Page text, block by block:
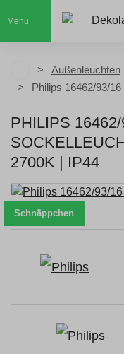
Menu
Außenleuchten
Philips 16462/93/
PHILIPS
2700K | IP44
Schnäppchen